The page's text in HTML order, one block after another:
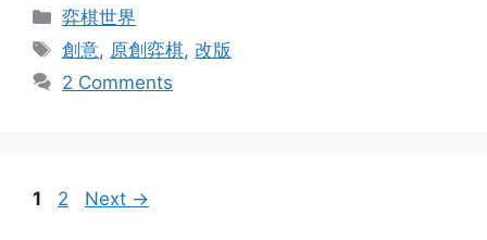
Categories
弈棋世界
Tags
創意, 原創弈棋,改版
2 Comments
Page
1 Page
2 Next →